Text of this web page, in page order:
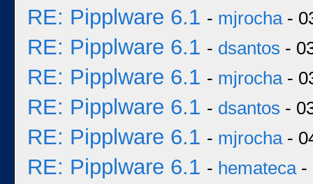
RE: Pipplware 6.1 - mjrocha-
RE: Pipplware 6.1 - dsantos -
RE: Pipplware 6.1 - mjrocha-
RE: Pipplware 6.1 - dsantos -
RE: Pipplware 6.1 - mjrocha-
RE: Pipplware 6.1 - hemateca-